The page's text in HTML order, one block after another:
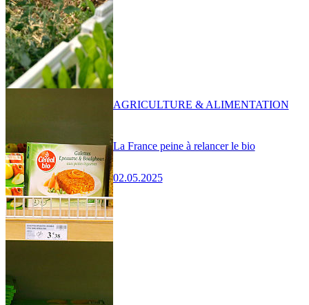
La France peine à relancer le bio
02.05.2025
AGRICULTURE & ALIMENTATION